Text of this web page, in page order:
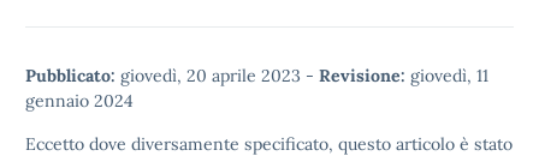
Pubblicato: giovedì, 20 aprile 2023 - Revisione: giovedì, 11
gennaio 2024
Eccetto dove diversamente specificato, questo articolo è stato